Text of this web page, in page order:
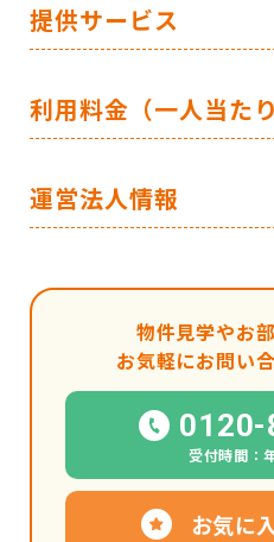
提供サービス
利用料金（一人当たり
運営法人情報
物件見学やお
お気軽にお問い
受付時間：
お気に